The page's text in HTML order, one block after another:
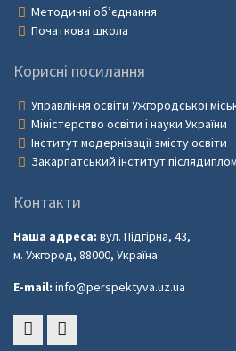
Методичні об’єднання
Початкова школа
Корисні посилання
Управління освіти Ужгородської
Міністерство освіти і науки України
Інститут модернізації змісту освіти
Закарпатський інститут
Контакти
Наша адреса: вул. Підгірна, 43,
м. Ужгород, 88000, Україна
E-mail: info@perspektyva.uz.ua